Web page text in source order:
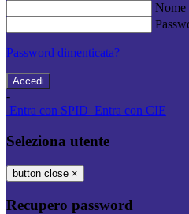
Nome
Password dimenticata?
-
Entra con SPID Entra con CIE
Seleziona utente
button close ×
Recupero password